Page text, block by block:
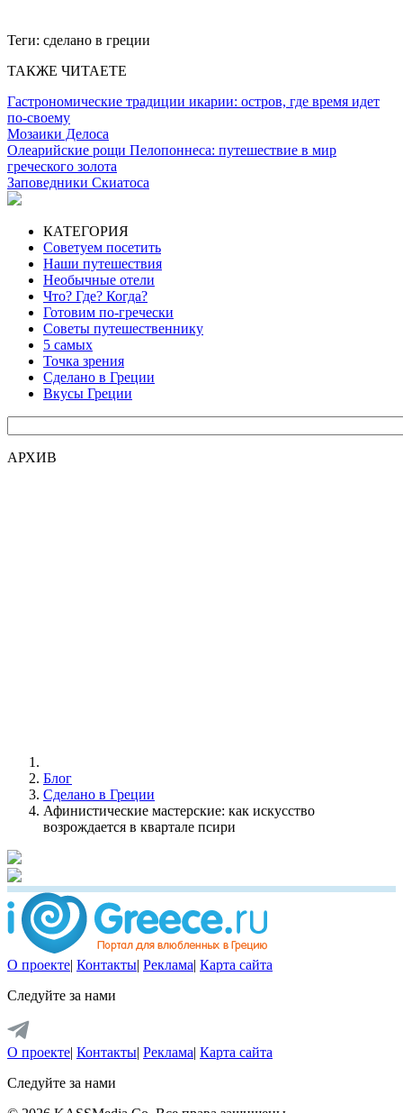
Теги: сделано в греции
ТАКЖЕ ЧИТАЕТЕ
Гастрономические традиции икарии: остров, где время идет
по-своему
Мозаики Делоса
Олеарийские рощи Пелопоннеса: путешествие в мир
греческого золота
Заповедники Скиатоса
КАТЕГОРИЯ
Советуем посетить
Наши путешествия
Необычные отели
Что? Где? Когда?
Готовим по-гречески
Советы путешественнику
5 самых
Точка зрения
Сделано в Греции
Вкусы Греции
АРХИВ
Блог
Сделано в Греции
Афинистические мастерские: как искусство
возрождается в квартале псири
О проекте| Контакты| Реклама| Карта сайта
Следуйте за нами
О проекте| Контакты| Реклама| Карта сайта
Следуйте за нами